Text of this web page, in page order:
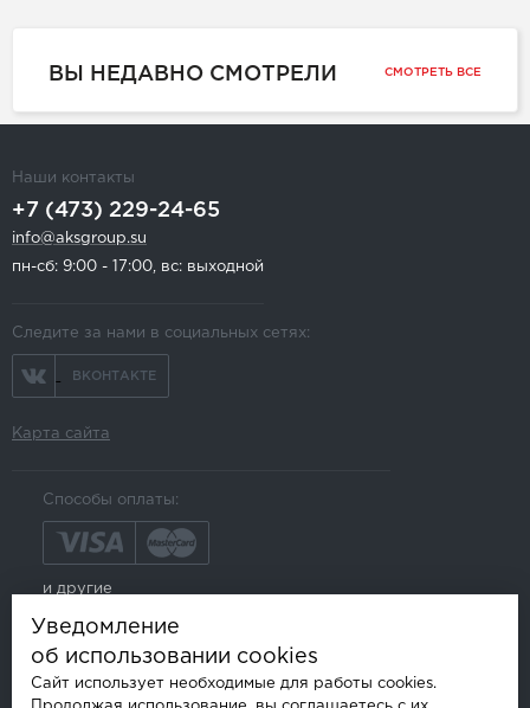
ВЫ НЕДАВНО СМОТРЕЛИ СМОТРЕТЬ ВСЕ
Наши контакты
+7 (473) 229-24-65
info@aksgroup.su
пн-сб: 9:00 - 17:00, вс: выходной
Следите за нами в социальных сетях:
ВКОНТАКТЕ
Карта сайта
Способы оплаты:
и другие
Уведомление
об использовании cookies
Сайт использует необходимые для работы cookies.